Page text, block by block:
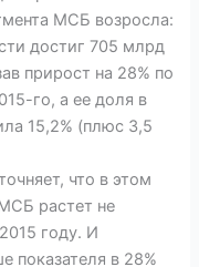
МСБ возросла:
достиг 705 млрд
прирост на 28% по
го, а ее доля в
15,2% (плюс 3,5
что в этом
растет не
году. И
показателя в 28%